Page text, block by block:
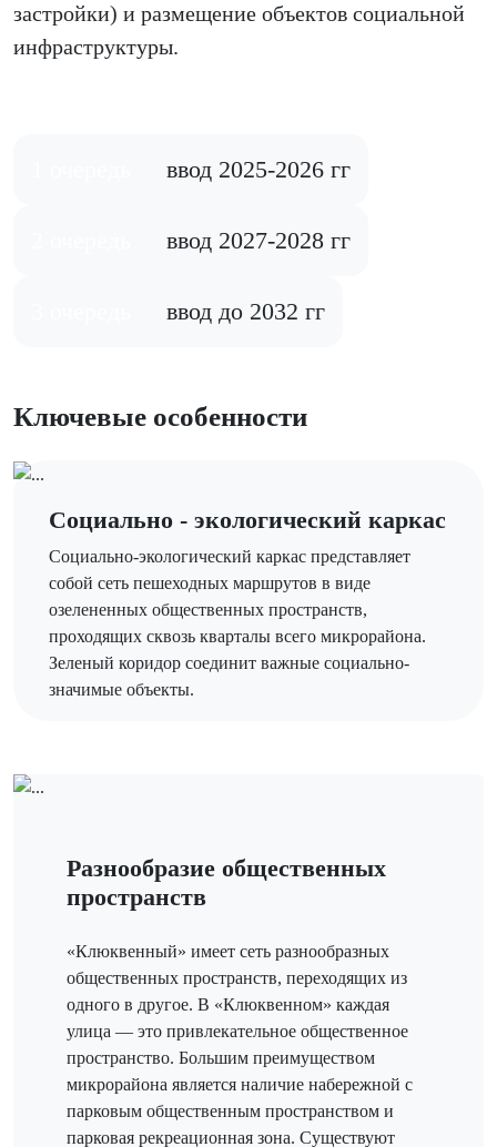
застройки) и размещение объектов социальной
инфраструктуры.
ввод 2025-2026 гг
ввод 2027-2028 гг
ввод до 2032 гг
Ключевые особенности
Социально - экологический каркас
Социально-экологический каркас представляет
собой сеть пешеходных маршрутов в виде
озелененных общественных пространств,
проходящих сквозь кварталы всего микрорайона.
Зеленый коридор соединит важные социально-
значимые объекты.
Разнообразие общественных
пространств
«Клюквенный» имеет сеть разнообразных
общественных пространств, переходящих из
одного в другое. В «Клюквенном» каждая
улица — это привлекательное общественное
пространство. Большим преимуществом
микрорайона является наличие набережной с
парковым общественным пространством и
парковая рекреационная зона. Существуют